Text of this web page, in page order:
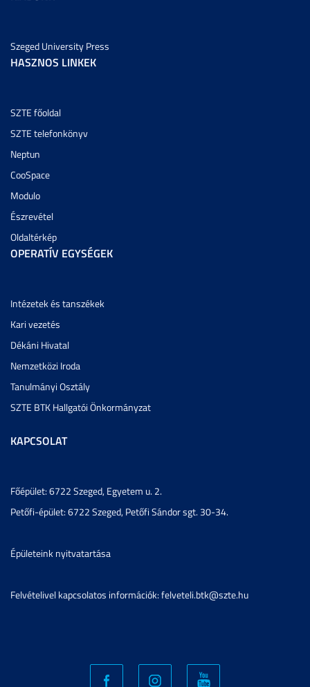
Szeged University Press
HASZNOS LINKEK
SZTE főoldal
SZTE telefonkönyv
Neptun
CooSpace
Modulo
Észrevétel
Oldaltérkép
OPERATÍV EGYSÉGEK
Intézetek és tanszékek
Kari vezetés
Dékáni Hivatal
Nemzetközi Iroda
Tanulmányi Osztály
SZTE BTK Hallgatói Önkormányzat
KAPCSOLAT
Főépület: 6722 Szeged, Egyetem u. 2.
Petőfi-épület: 6722 Szeged, Petőfi Sándor sgt. 30-34.
Épületeink nyitvatartása
Felvételivel kapcsolatos információk: felveteli.btk@szte.hu